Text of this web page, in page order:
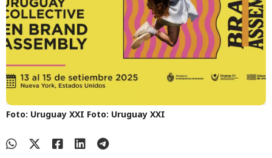
Foto: Uruguay XXI Foto: Uruguay XXI